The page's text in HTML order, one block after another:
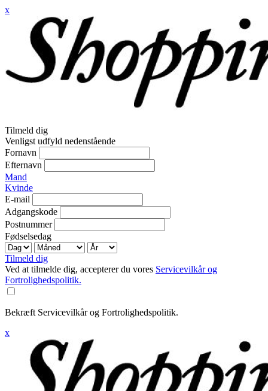
x
Tilmeld dig
Venligst udfyld nedenstående
Fornavn
Efternavn
Mand
Kvinde
E-mail
Adgangskode
Postnummer
Fødselsedag
Tilmeld dig
Ved at tilmelde dig, accepterer du vores Servicevilkår og
Fortrolighedspolitik.
Bekræft Servicevilkår og Fortrolighedspolitik.
x